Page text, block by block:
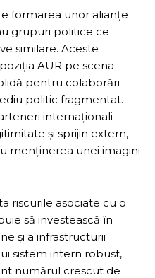
formarea unor alianțe
grupuri politice ce
similare. Aceste
AUR pe scena
pentru colaborări
politic fragmentat.
internaționali
și sprijin extern,
menținerea unei imagini
riscurile asociate cu o
să investească în
și a infrastructurii
sistem intern robust,
numărul crescut de